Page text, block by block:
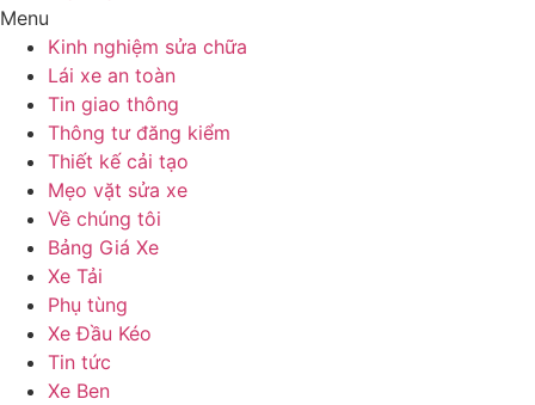
Menu
Kinh nghiệm sửa chữa
Lái xe an toàn
Tin giao thông
Thông tư đăng kiểm
Thiết kế cải tạo
Mẹo vặt sửa xe
Về chúng tôi
Bảng Giá Xe
Xe Tải
Phụ tùng
Xe Đầu Kéo
Tin tức
Xe Ben